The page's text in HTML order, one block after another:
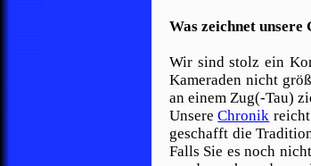
Was zeichnet unsere
Wir sind stolz ein
Kameraden nicht
an einem Zug(-Tau)
UnsereChronik
geschafft die
Falls Sie es noch